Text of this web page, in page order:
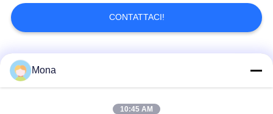
CONTATTACI!
Categorie popolari
Macchina universale
Mona
10:45 AM